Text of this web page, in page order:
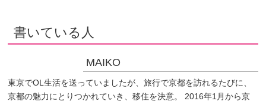
書いている人
MAIKO
東京でOL生活を送っていましたが、旅行で京都を訪れるたびに、
京都の魅力にとりつかれていき、移住を決意。 2016年1月から京